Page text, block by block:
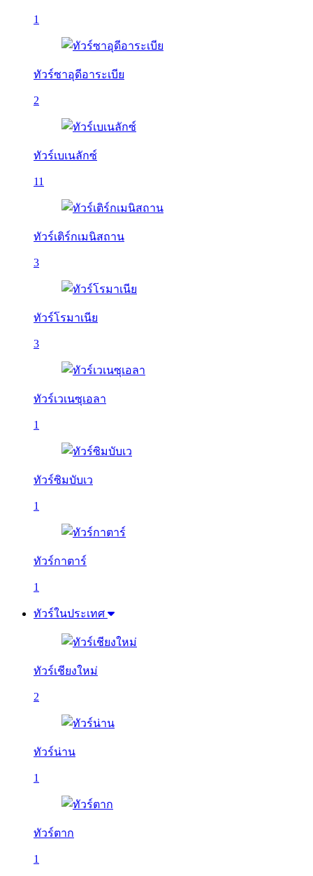
1
ทัวร์ซาอุดีอาระเบีย
2
ทัวร์เบเนลักซ์
11
ทัวร์เติร์กเมนิสถาน
3
ทัวร์โรมาเนีย
3
ทัวร์เวเนซุเอลา
1
ทัวร์ซิมบับเว
1
ทัวร์กาตาร์
1
ทัวร์ในประเทศ
ทัวร์เชียงใหม่
2
ทัวร์น่าน
1
ทัวร์ตาก
1